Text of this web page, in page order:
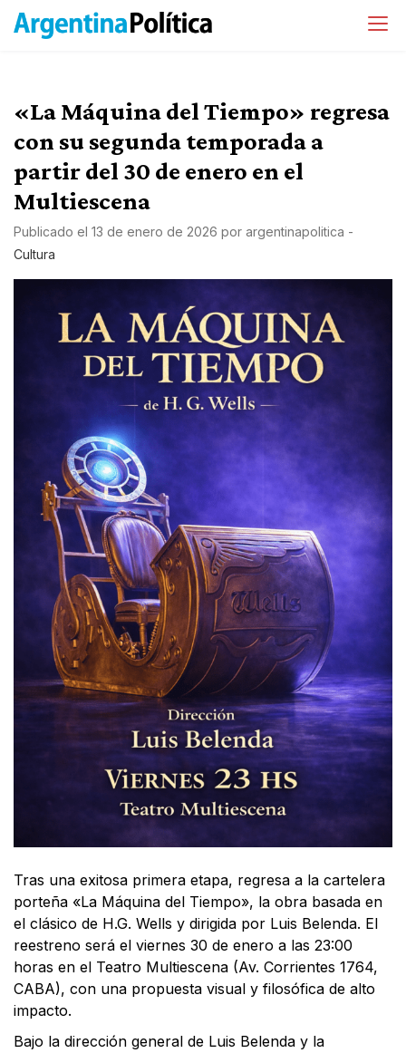
«La Máquina del Tiempo» regresa
con su segunda temporada a
partir del 30 de enero en el
Multiescena
Publicado el 13 de enero de 2026 por argentinapolitica -
Cultura
Tras una exitosa primera etapa, regresa a la cartelera
porteña «La Máquina del Tiempo», la obra basada en
el clásico de H.G. Wells y dirigida por Luis Belenda. El
reestreno será el viernes 30 de enero a las 23:00
horas en el Teatro Multiescena (Av. Corrientes 1764,
CABA), con una propuesta visual y filosófica de alto
impacto.
Bajo la dirección general de Luis Belenda y la